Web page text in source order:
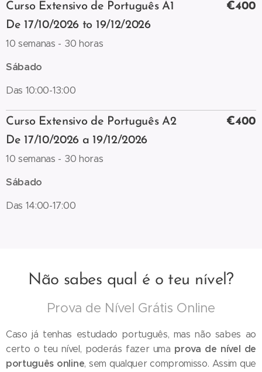
Curso Extensivo de Português A1
De 17/10/2026 to 19/12/2026
10 semanas - 30 horas
Sábado
Das 10:00-13:00
€400
Curso Extensivo de Português A2
De 17/10/2026 a 19/12/2026
10 semanas - 30 horas
Sábado
Das 14:00-17:00
€400
Não sabes qual é o teu nível?
Prova de Nível Grátis Online
Caso já tenhas estudado português, mas não sabes ao
certo o teu nível, poderás fazer uma prova de nível de
português online, sem qualquer compromisso. Assim que